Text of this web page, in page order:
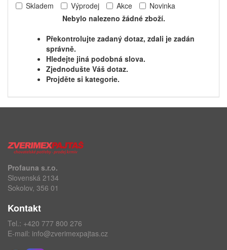
Skladem Výprodej Akce
Novinka
Nebylo nalezeno žádné zboží.
Překontrolujte zadaný dotaz, zdali je zadán
správně.
Hledejte jiná podobná slova.
Zjednodušte Váš dotaz.
Projděte si kategorie.
Profauna s.r.o.
Slovenská 2134
Sokolov, 356 01
Kontakt
Tel.: +420 777 800 276
E-mail: info@zverimexpajtas.cz